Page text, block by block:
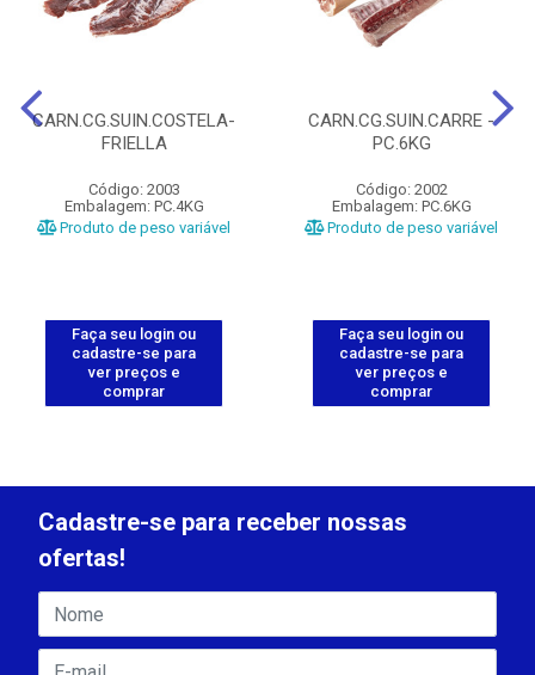
CARN.CG.SUIN.COSTELA-
FRIELLA
Código: 2003
Embalagem: PC.4KG
Produto de peso variável
Faça seu login ou
cadastre-se para
ver preços e
comprar
CARN.CG.SUIN.CARRE -
PC.6KG
Código: 2002
Embalagem: PC.6KG
Produto de peso variável
Faça seu login ou
cadastre-se para
ver preços e
comprar
Cadastre-se para receber nossas
ofertas!